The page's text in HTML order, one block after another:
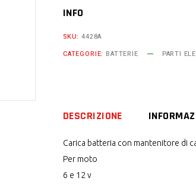
mantenitore
carica
per
INFO
SKU:4428A
CATEGORIE: BATTERIE PARTI
DESCRIZIONE
Carica batteria con mantenitore di
Per moto
6 e 12 v